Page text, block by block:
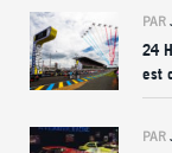
PAR
24
est
PAR